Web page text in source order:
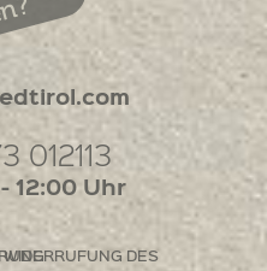
012113
12:00 Uhr
WIDERRUFUNG DES